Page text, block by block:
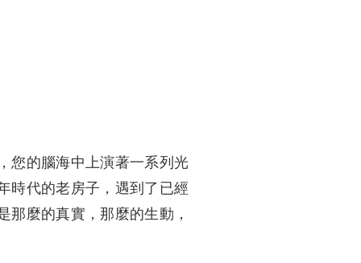
您的腦海中上演著一系列光
時代的老房子，遇到了已經
麼的真實，那麼的生動，